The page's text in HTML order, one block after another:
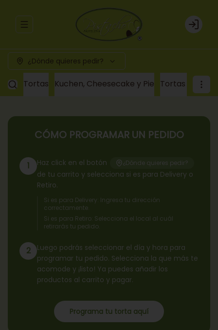
Abrir menu de navegación Login
¿Dónde quieres pedir?
Tortas Kuchen, Cheesecake y Pie Tortas a
CÓMO PROGRAMAR UN PEDIDO
1 Haz click en el botón ¿Dónde quieres pedir?
de tu carrito y selecciona si es para Delivery o
Retiro.
Si es para Delivery: Ingresa tu dirección
correctamente.
Si es para Retiro: Selecciona el local al cuál
retirarás tu pedido.
2
Luego podrás seleccionar el día y hora para
programar tu pedido. Selecciona la que más te
acomode y ¡listo! Ya puedes añadir los
productos al carrito y pagar.
Programa tu torta aquí